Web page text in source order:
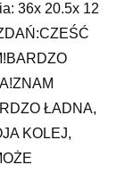
36x 20.5x 12
ŁADNA,
KOLEJ,